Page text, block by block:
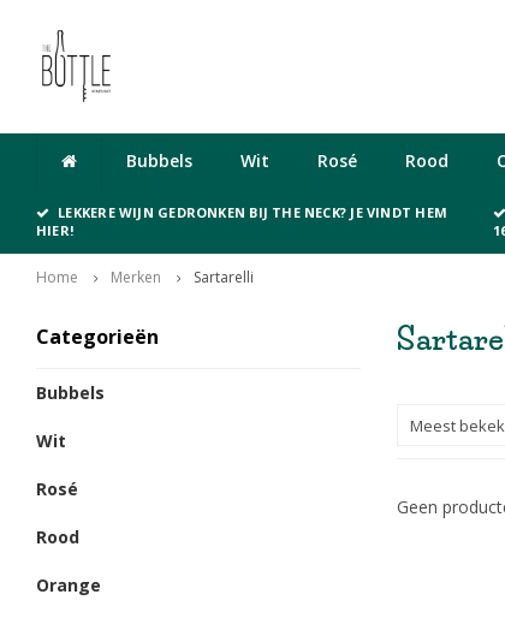
Bubbels Wit Rosé Rood
LEKKERE WIJN GEDRONKEN BIJ THE NECK? JE VINDT HEM
HIER!
Home Merken Sartarelli
Categorieën
Bubbels
Wit
Rosé
Rood
Orange
Meest
Geen